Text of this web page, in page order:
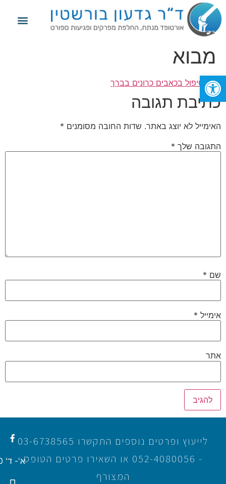
פתח סרגל נגישות
מבוא
תוייג טיפול בכאבים כרונים בברך
כתיבת תגובה
האימייל לא יוצג באתר. שדות החובה מסומנים *
התגובה שלך *
שם *
אימייל *
אתר
לייעוץ ופרטים נוספים התקשרו 03-6738565
- 052-4080056 או השאירו פרטים הטופס
המצורף
א'- ד' 16:00-21:00